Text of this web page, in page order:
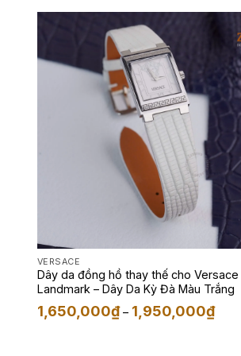
VERSACE
Dây da đồng hồ thay thế cho Versace
Landmark – Dây Da Kỳ Đà Màu Trắng
1,650,000₫ – 1,950,000₫
giá: